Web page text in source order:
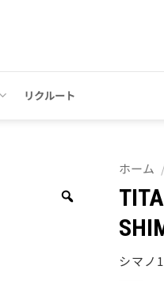
リクルート
ホーム
シマノ